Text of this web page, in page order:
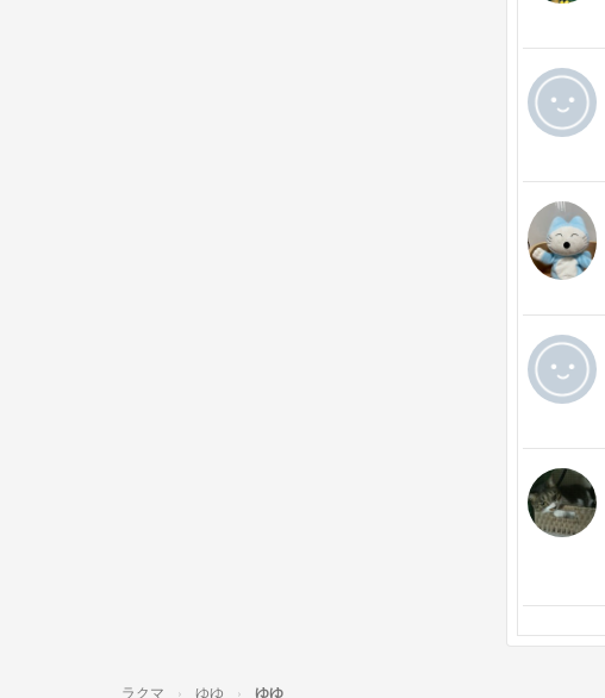
ラクマ ゆゆ ゆゆ